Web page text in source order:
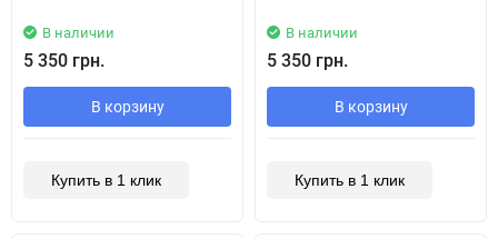
В наличии
5 350 грн.
В корзину
Купить в 1 клик
В наличии
5 350 грн.
В корзину
Купить в 1 клик